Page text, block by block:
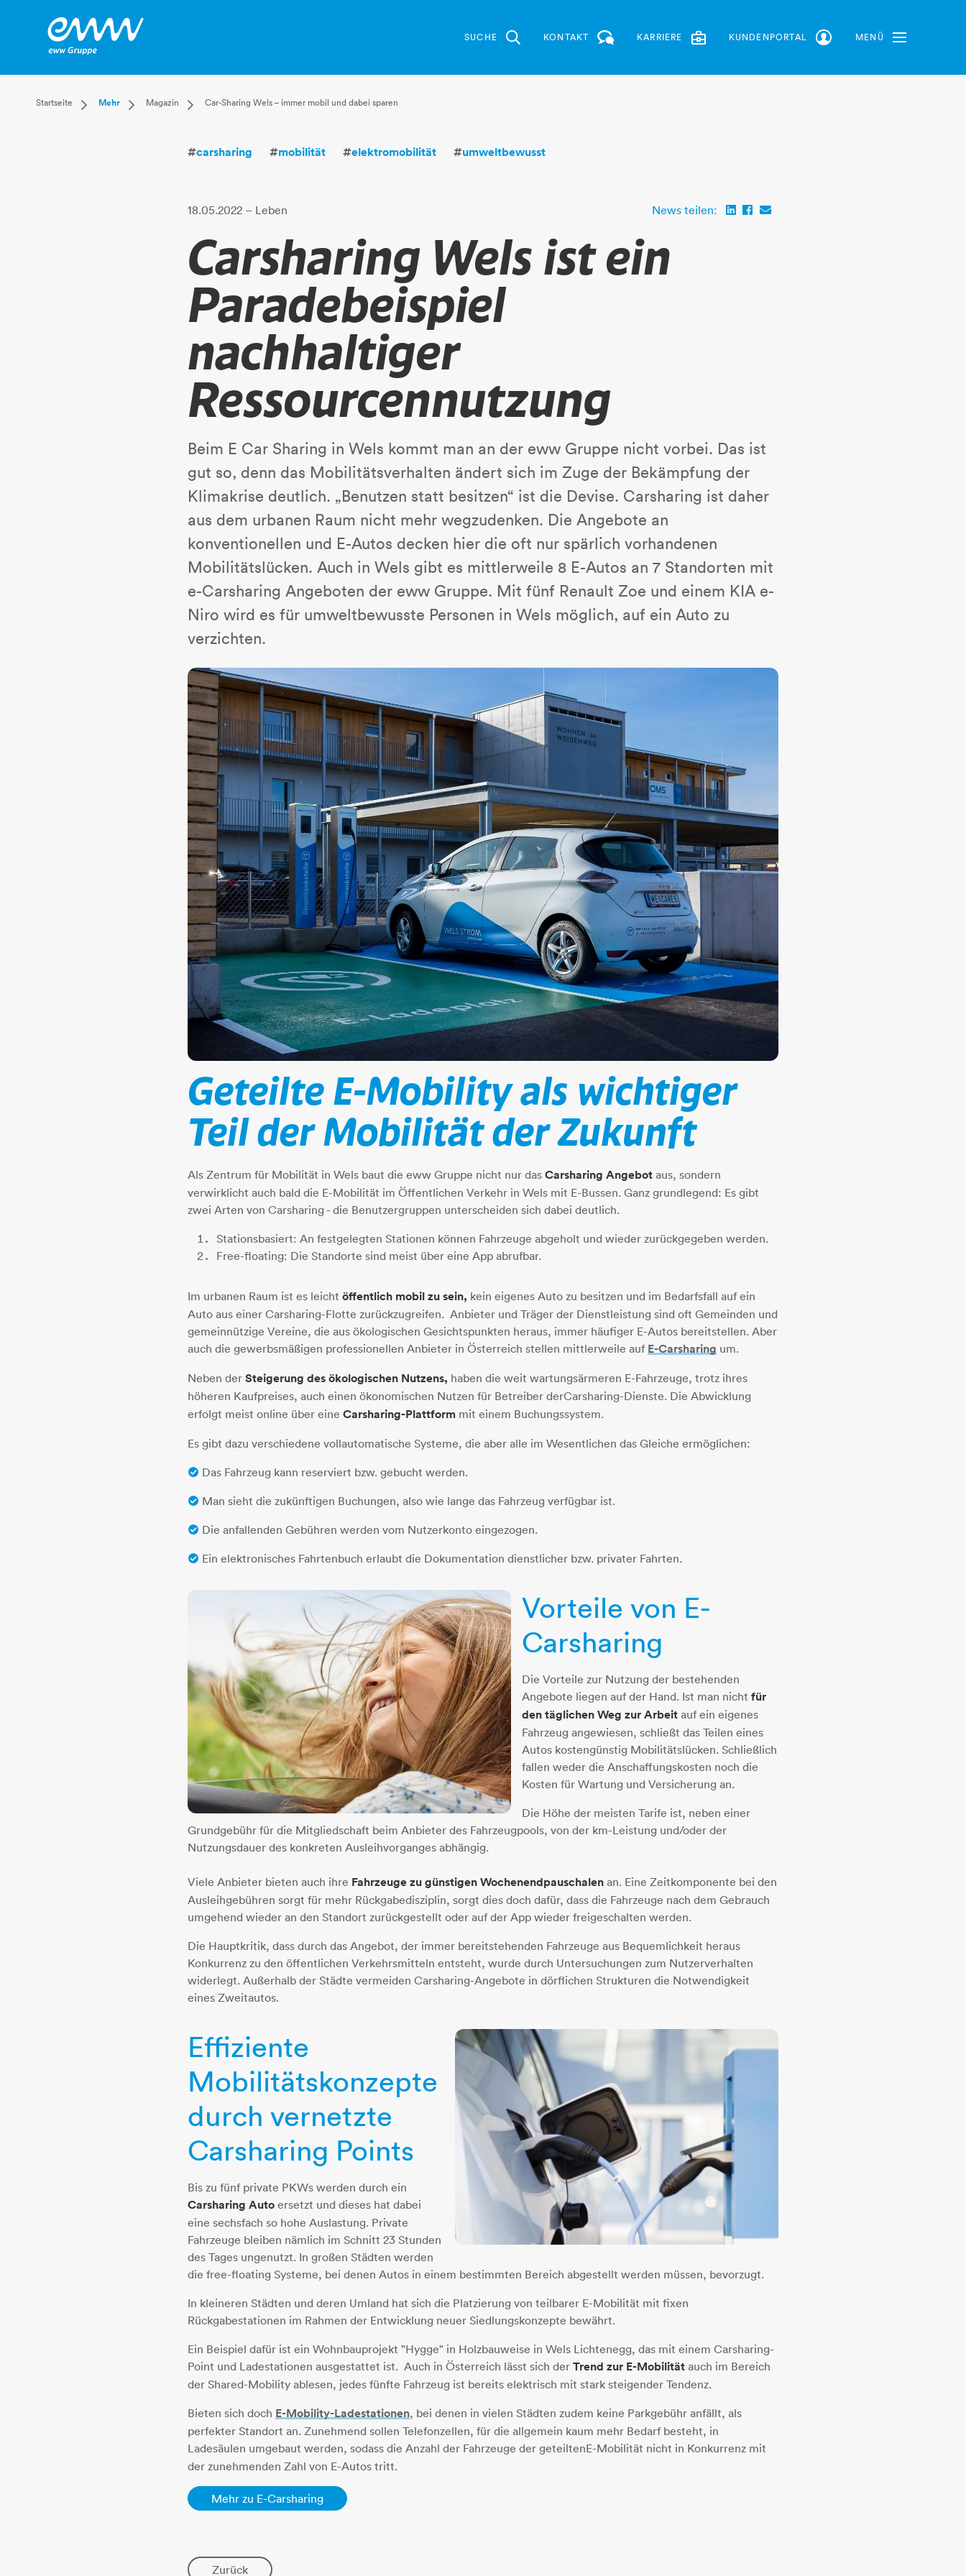
SUCHE KONTAKT KARRIERE KUNDENPORTAL MENÜ
Toggle Navbar
Startseite
Dropdown Startseite
Mehr
Dropdown Mehr
Magazin
Dropdown Magazin
Technik
Car-Sharing Wels – immer mobil und dabei sparen
#carsharing #mobilität #elektromobilität #umweltbewusst
18.05.2022 – Leben News teilen:
Carsharing Wels ist ein
Paradebeispiel
nachhaltiger
Ressourcennutzung
Beim E Car Sharing in Wels kommt man an der eww Gruppe nicht vorbei. Das ist
gut so, denn das Mobilitätsverhalten ändert sich im Zuge der Bekämpfung der
Klimakrise deutlich. „Benutzen statt besitzen“ ist die Devise. Carsharing ist daher
aus dem urbanen Raum nicht mehr wegzudenken. Die Angebote an
konventionellen und E-Autos decken hier die oft nur spärlich vorhandenen
Mobilitätslücken. Auch in Wels gibt es mittlerweile 8 E-Autos an 7 Standorten mit
e-Carsharing Angeboten der eww Gruppe. Mit fünf Renault Zoe und einem KIA e-
Niro wird es für umweltbewusste Personen in Wels möglich, auf ein Auto zu
verzichten.
Geteilte E-Mobility als wichtiger
Teil der Mobilität der Zukunft
Als Zentrum für Mobilität in Wels baut die eww Gruppe nicht nur dasCarsharing Angebot aus, sondern
verwirklicht auch bald die E-Mobilität im Öffentlichen Verkehr in Wels mit E-Bussen. Ganz grundlegend: Es gibt
zwei Arten von Carsharing - die Benutzergruppen unterscheiden sich dabei deutlich.​​​​​​​
Stationsbasiert: An festgelegten Stationen können Fahrzeuge abgeholt und wieder zurückgegeben werden.
Free-floating: Die Standorte sind meist über eine App abrufbar.
Im urbanen Raum ist es leicht öffentlich mobil zu sein, kein eigenes Auto zu besitzen und im Bedarfsfall auf ein
Auto aus einer Carsharing-Flotte zurückzugreifen. Anbieter und Träger der Dienstleistung sind oft Gemeinden und
gemeinnützige Vereine, die aus ökologischen Gesichtspunkten heraus, immer häufiger E-Autos bereitstellen. Aber
auch die gewerbsmäßigen professionellen Anbieter in Österreich stellen mittlerweile auf E-Carsharing um.
Neben derSteigerung des ökologischen Nutzens, haben die weit wartungsärmeren E-Fahrzeuge, trotz ihres
höheren Kaufpreises, auch einen ökonomischen Nutzen für Betreiber derCarsharing-Dienste. Die Abwicklung
erfolgt meist online über eineCarsharing-Plattform mit einem Buchungssystem.
Es gibt dazu verschiedene vollautomatische Systeme, die aber alle im Wesentlichen das Gleiche ermöglichen:
Das Fahrzeug kann reserviert bzw. gebucht werden.
Man sieht die zukünftigen Buchungen, also wie lange das Fahrzeug verfügbar ist.
Die anfallenden Gebühren werden vom Nutzerkonto eingezogen.
Ein elektronisches Fahrtenbuch erlaubt die Dokumentation dienstlicher bzw. privater Fahrten.
Vorteile von E-
Carsharing
Die Vorteile zur Nutzung der bestehenden
Angebote liegen auf der Hand. Ist man nichtfür
den täglichen Weg zur Arbeit auf ein eigenes
Fahrzeug angewiesen, schließt das Teilen eines
Autos kostengünstig Mobilitätslücken. Schließlich
fallen weder die Anschaffungskosten noch die
Kosten für Wartung und Versicherung an.
Die Höhe der meisten Tarife ist, neben einer
Grundgebühr für die Mitgliedschaft beim Anbieter des Fahrzeugpools, von der km-Leistung und/oder der
Nutzungsdauer des konkreten Ausleihvorganges abhängig.
​​​​​​​Viele Anbieter bieten auch ihre Fahrzeuge zu günstigen Wochenendpauschalenan. Eine Zeitkomponente bei den
Ausleihgebühren sorgt für mehr Rückgabedisziplin, sorgt dies doch dafür, dass die Fahrzeuge nach dem Gebrauch
umgehend wieder an den Standort zurückgestellt oder auf der App wieder freigeschalten werden.
Die Hauptkritik, dass durch das Angebot, der immer bereitstehenden Fahrzeuge aus Bequemlichkeit heraus
Konkurrenz zu den öffentlichen Verkehrsmitteln entsteht, wurde durch Untersuchungen zum Nutzerverhalten
widerlegt. Außerhalb der Städte vermeiden Carsharing-Angebote in dörflichen Strukturen die Notwendigkeit
eines Zweitautos.
Effiziente
Mobilitätskonzepte
durch vernetzte
Carsharing Points
Bis zu fünf private PKWs werden durch ein
Carsharing Auto ersetzt und dieses hat dabei
eine sechsfach so hohe Auslastung. Private
Fahrzeuge bleiben nämlich im Schnitt 23 Stunden
des Tages ungenutzt. In großen Städten werden
die free-floating Systeme, bei denen Autos in einem bestimmten Bereich abgestellt werden müssen, bevorzugt.
In kleineren Städten und deren Umland hat sich die Platzierung von teilbarer E-Mobilität mit fixen
Rückgabestationen im Rahmen der Entwicklung neuer Siedlungskonzepte bewährt.
Ein Beispiel dafür ist ein Wohnbauprojekt "Hygge" in Holzbauweise in Wels Lichtenegg, das mit einem Carsharing-
Point und Ladestationen ausgestattet ist. Auch in Österreich lässt sich derTrend zur E-Mobilität auch im Bereich
der Shared-Mobility ablesen, jedes fünfte Fahrzeug ist bereits elektrisch mit stark steigender Tendenz.
Bieten sich doch E-Mobility-Ladestationen​​​​​​​, bei denen in vielen Städten zudem keine Parkgebühr anfällt, als
perfekter Standort an. Zunehmend sollen Telefonzellen, für die allgemein kaum mehr Bedarf besteht, in
Ladesäulen umgebaut werden, sodass die Anzahl der Fahrzeuge der geteiltenE-Mobilität nicht in Konkurrenz mit
der zunehmenden Zahl von E-Autos tritt.
Mehr zu E-Carsharing
Zurück